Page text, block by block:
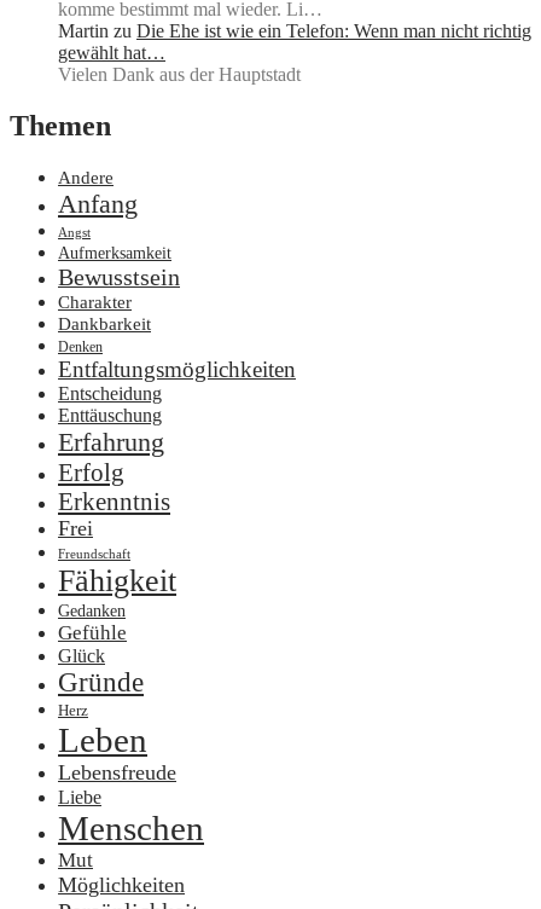
komme bestimmt mal wieder. Li…
Martin zu Die Ehe ist wie ein Telefon: Wenn man nicht richtig
gewählt hat…
Vielen Dank aus der Hauptstadt
Themen
Andere
Anfang
Angst
Aufmerksamkeit
Bewusstsein
Charakter
Dankbarkeit
Denken
Entfaltungsmöglichkeiten
Entscheidung
Enttäuschung
Erfahrung
Erfolg
Erkenntnis
Frei
Freundschaft
Fähigkeit
Gedanken
Gefühle
Glück
Gründe
Herz
Leben
Lebensfreude
Liebe
Menschen
Mut
Möglichkeiten